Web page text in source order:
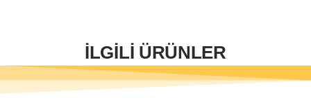
İLGİLİ ÜRÜNLER